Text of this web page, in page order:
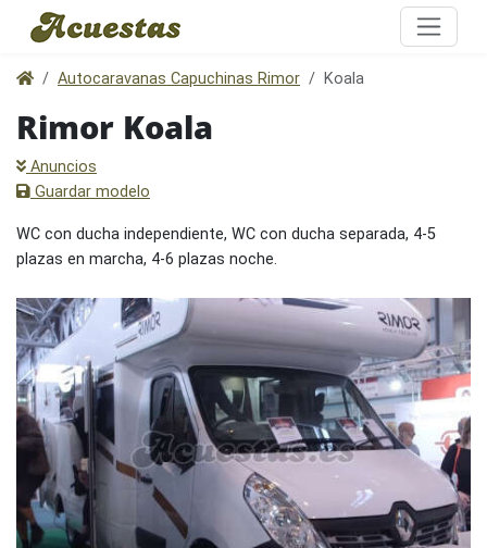
Autocaravanas Capuchinas Rimor Koala
Rimor Koala
Anuncios
Guardar modelo
WC con ducha independiente, WC con ducha separada, 4-5
plazas en marcha, 4-6 plazas noche.